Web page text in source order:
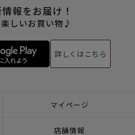
報をお届け！
しいお買い物♪
詳しくはこちら
マイページ
店舗情報